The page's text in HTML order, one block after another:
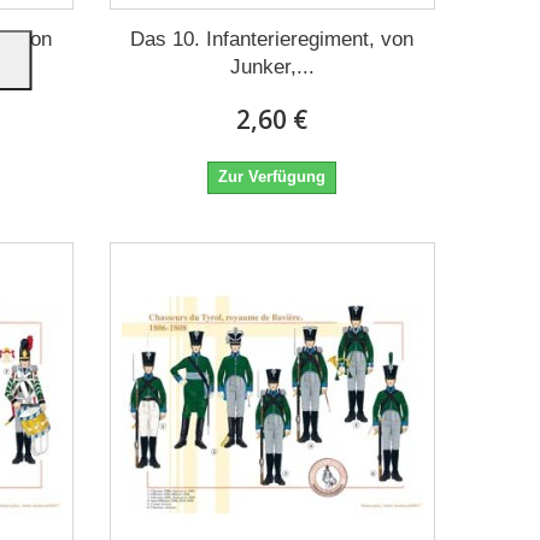
von
Das 10. Infanterieregiment, von
Junker,...
2,60 €
Zur Verfügung